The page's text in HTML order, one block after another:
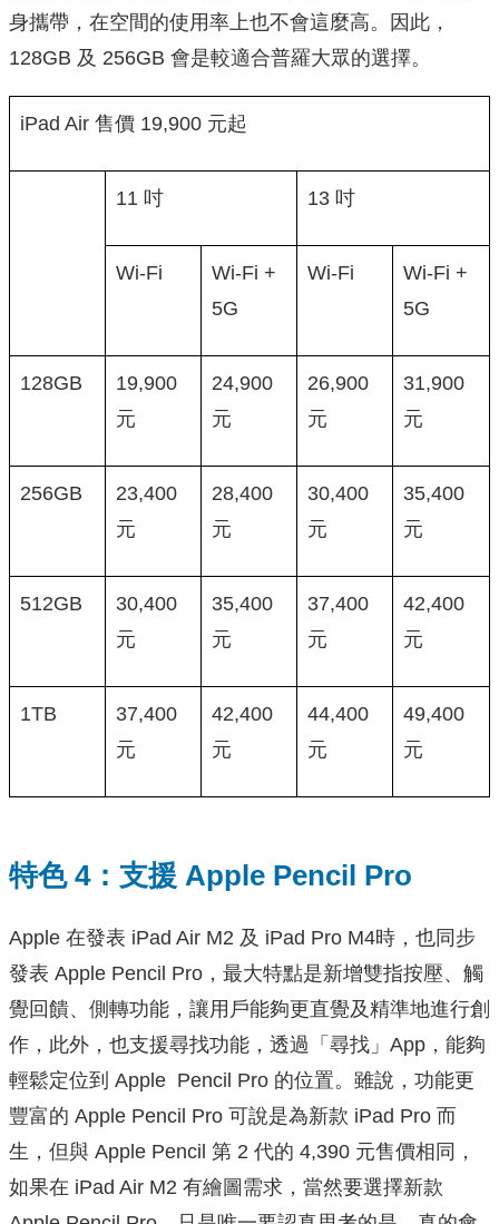
身攜帶，在空間的使用率上也不會這麼高。因此，
128GB 及 256GB 會是較適合普羅大眾的選擇。
iPad Air 售價 19,900 元起
11 吋 13 吋
Wi-Fi
Wi-Fi +
5G
Wi-Fi
Wi-Fi +
5G
128GB
19,900
元
24,900
元
26,900
元
31,900
元
256GB
23,400
元
28,400
元
30,400
元
35,400
元
512GB
30,400
元
35,400
元
37,400
元
42,400
元
1TB
37,400
元
42,400
元
44,400
元
49,400
元
特色 4：支援 Apple Pencil Pro
Apple 在發表 iPad Air M2 及 iPad Pro M4時，也同步
發表 Apple Pencil Pro，最大特點是新增雙指按壓、觸
覺回饋、側轉功能，讓用戶能夠更直覺及精準地進行創
作，此外，也支援尋找功能，透過「尋找」App，能夠
輕鬆定位到 Apple Pencil Pro 的位置。雖說，功能更
豐富的 Apple Pencil Pro 可說是為新款 iPad Pro 而
生，但與 Apple Pencil 第 2 代的 4,390 元售價相同，
如果在 iPad Air M2 有繪圖需求，當然要選擇新款